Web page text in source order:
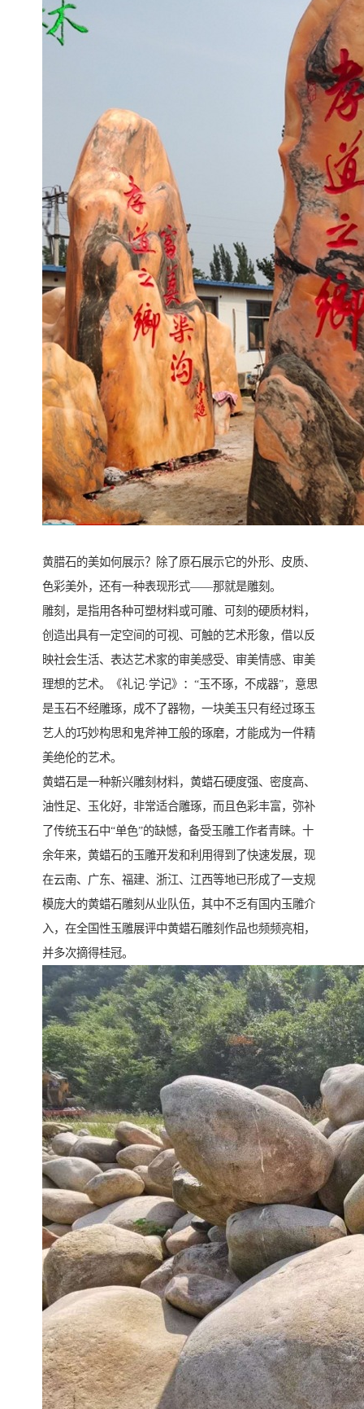
黄腊石的美如何展示？除了原石展示它的外形、皮质、
色彩美外，还有一种表现形式——那就是雕刻。
雕刻，是指用各种可塑材料或可雕、可刻的硬质材料，
创造出具有一定空间的可视、可触的艺术形象，借以反
映社会生活、表达艺术家的审美感受、审美情感、审美
理想的艺术。《礼记·学记》：“玉不琢，不成器”，意思
是玉石不经雕琢，成不了器物，一块美玉只有经过琢玉
艺人的巧妙构思和鬼斧神工般的琢磨，才能成为一件精
美绝伦的艺术。
黄蜡石是一种新兴雕刻材料，黄蜡石硬度强、密度高、
油性足、玉化好，非常适合雕琢，而且色彩丰富，弥补
了传统玉石中“单色”的缺憾，备受玉雕工作者青睐。十
余年来，黄蜡石的玉雕开发和利用得到了快速发展，现
在云南、广东、福建、浙江、江西等地已形成了一支规
模庞大的黄蜡石雕刻从业队伍，其中不乏有国内玉雕介
入，在全国性玉雕展评中黄蜡石雕刻作品也频频亮相，
并多次摘得桂冠。